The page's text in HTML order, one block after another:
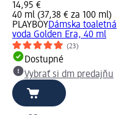
14,95 €
40 ml (37,38 € za 100 ml)
PLAYBOYDámska toaletná
voda Golden Era, 40 ml
(23)
Dostupné
Vybrať si dm predajňu